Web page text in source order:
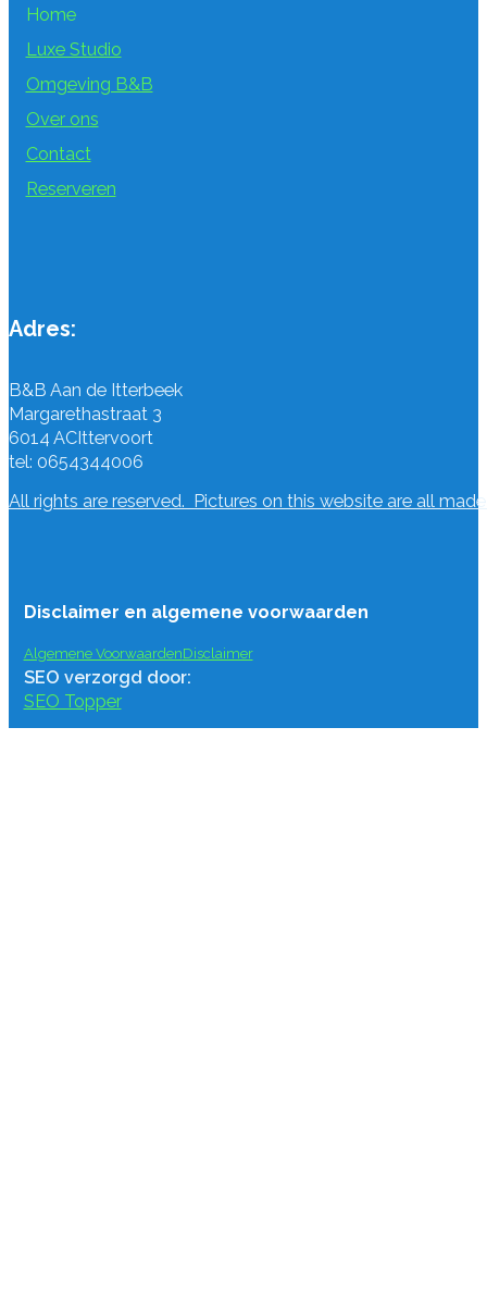
Home
Luxe Studio
Omgeving B&B
Over ons
Contact
Reserveren
Adres:
B&B Aan de Itterbeek
Margarethastraat 3
6014 ACIttervoort
tel: 0654344006
All rights are reserved. Pictures on this website are all
Disclaimer en algemene voorwaarden
Algemene VoorwaardenDisclaimer
SEO verzorgd door:
SEO Topper